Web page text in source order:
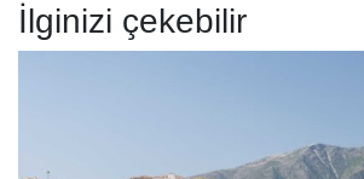
İlginizi çekebilir